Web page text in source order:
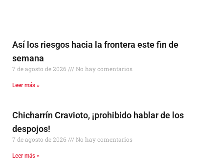
Así los riesgos hacia la frontera este fin de
semana
7 de agosto de 2026 No hay comentarios
Leer más »
Chicharrín Cravioto, ¡prohibido hablar de los
despojos!
7 de agosto de 2026 No hay comentarios
Leer más »